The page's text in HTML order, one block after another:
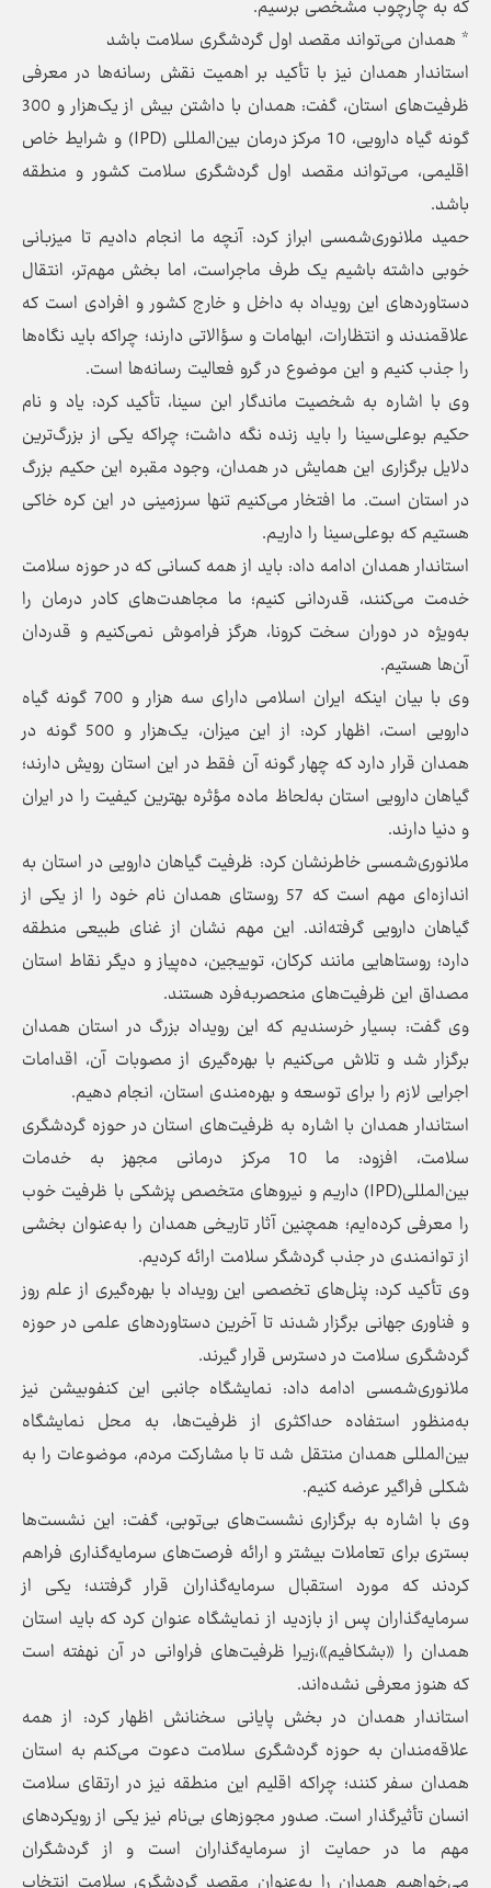
که به چارچوب مشخصی برسیم‌.
* همدان می‌تواند مقصد اول گردشگری سلامت باشد
استاندار همدان نیز با تأکید بر اهمیت نقش رسانه‌ها در معرفی
ظرفیت‌های استان، گفت: همدان با داشتن بیش از یک‌هزار و 300
گونه گیاه دارویی، 10 مرکز درمان بین‌المللی (IPD) و شرایط خاص
اقلیمی، می‌تواند مقصد اول گردشگری سلامت کشور و منطقه
باشد.
حمید ملانوری‌شمسی ابراز کرد: آنچه ما انجام دادیم تا میزبانی
خوبی داشته باشیم یک طرف ماجراست، اما بخش مهم‌تر، انتقال
دستاوردهای این رویداد به داخل و خارج کشور و افرادی است که
علاقمندند و انتظارات، ابهامات و سؤالاتی دارند؛ چراکه باید نگاه‌ها
را جذب کنیم و این موضوع در گرو فعالیت رسانه‌ها است.
وی با اشاره به شخصیت ماندگار ابن‌ سینا، تأکید کرد: یاد و نام
حکیم بوعلی‌سینا را باید زنده نگه داشت؛ چراکه یکی از بزرگ‌ترین
دلایل برگزاری این همایش در همدان، وجود مقبره این حکیم بزرگ
در استان است. ما افتخار می‌کنیم تنها سرزمینی در این کره خاکی
هستیم که بوعلی‌سینا را داریم.
استاندار همدان ادامه داد: باید از همه کسانی که در حوزه سلامت
خدمت می‌کنند، قدردانی کنیم؛ ما مجاهدت‌های کادر درمان را
به‌ویژه در دوران سخت کرونا، هرگز فراموش نمی‌کنیم و قدردان
آن‌ها هستیم.
وی با بیان اینکه ایران اسلامی دارای سه هزار و 700 گونه گیاه
دارویی است، اظهار کرد: از این میزان، یک‌هزار و 500 گونه در
همدان قرار دارد که چهار گونه آن فقط در این استان رویش دارند؛
گیاهان دارویی استان به‌لحاظ ماده مؤثره بهترین کیفیت را در ایران
و دنیا دارند.
ملانوری‌شمسی خاطرنشان کرد: ظرفیت گیاهان دارویی در استان به
اندازه‌ای مهم است که 57 روستای همدان نام خود را از یکی از
گیاهان دارویی گرفته‌اند. این مهم نشان از غنای طبیعی منطقه
دارد؛ روستاهایی مانند کرکان، توییجین، ده‌پیاز و دیگر نقاط استان
مصداق این ظرفیت‌های منحصربه‌فرد هستند.
وی گفت: بسیار خرسندیم که این رویداد بزرگ در استان همدان
برگزار شد و تلاش می‌کنیم با بهره‌گیری از مصوبات آن، اقدامات
اجرایی لازم را برای توسعه و بهره‌مندی استان، انجام دهیم.
استاندار همدان با اشاره به ظرفیت‌های استان در حوزه گردشگری
سلامت، افزود: ما 10 مرکز درمانی مجهز به خدمات
بین‌المللی(IPD) داریم و نیروهای متخصص پزشکی با ظرفیت خوب
را معرفی کرده‌ایم؛ همچنین آثار تاریخی همدان را به‌عنوان بخشی
از توانمندی در جذب گردشگر سلامت ارائه کردیم.
وی تأکید کرد: پنل‌های تخصصی این رویداد با بهره‌گیری از علم روز
و فناوری جهانی برگزار شدند تا آخرین دستاوردهای علمی در حوزه
گردشگری سلامت در دسترس قرار گیرند.
ملانوری‌شمسی ادامه داد: نمایشگاه جانبی این کنفوبیشن نیز
به‌منظور استفاده حداکثری از ظرفیت‌ها، به محل نمایشگاه
بین‌المللی همدان منتقل شد تا با مشارکت مردم، موضوعات را به
شکلی فراگیر عرضه کنیم.
وی با اشاره به برگزاری نشست‌های بی‌تو‌بی، گفت: این نشست‌ها
بستری برای تعاملات بیشتر و ارائه فرصت‌های سرمایه‌گذاری فراهم
کردند که مورد استقبال سرمایه‌گذاران قرار گرفتند؛ یکی از
سرمایه‌گذاران پس از بازدید از نمایشگاه عنوان کرد که باید استان
همدان را «بشکافیم»،زیرا ظرفیت‌های فراوانی در آن نهفته است
که هنوز معرفی نشده‌اند.
استاندار همدان در بخش پایانی سخنانش اظهار کرد: از همه
علاقه‌مندان به حوزه گردشگری سلامت دعوت می‌کنم به استان
همدان سفر کنند؛ چراکه اقلیم این منطقه نیز در ارتقای سلامت
انسان تأثیرگذار است. صدور مجوزهای بی‌نام نیز یکی از رویکردهای
مهم ما در حمایت از سرمایه‌گذاران است و از گردشگران